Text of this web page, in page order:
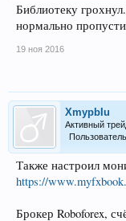
Библиотеку
нормально
19 ноя 2016
XmypbIu
Активный
Пользователь
Также настроил
https://
Брокер Roboforex,